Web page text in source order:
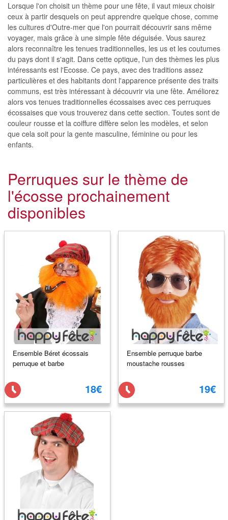
Lorsque l'on choisit un thème pour une fête, il vaut mieux choisir
ceux à partir desquels on peut apprendre quelque chose, comme
les cultures d'Outre-mer que l'on pourrait découvrir sans même
voyager, mais grâce à une simple fête déguisée. Vous saurez
alors reconnaître les tenues traditionnelles, les us et les coutumes
du pays dont il s'agit. Dans cette optique, l'un des thèmes les plus
intéressants est l'Ecosse. Ce pays, avec des traditions assez
particulières et des habitants dont l'apparence présente des traits
communs, est très intéressant à découvrir via une fête. Améliorez
alors vos tenues traditionnelles écossaises avec ces perruques
écossaises que vous trouverez dans cette section. Toutes sont de
couleur rousse et la coiffure diffère selon les modèles, et selon
que cela soit pour la gente masculine, féminine ou pour les
enfants.
Perruques sur le thème de
l'écosse prochainement
disponibles
Ensemble Béret écossais
perruque et barbe
18€
Ensemble perruque barbe
moustache rousses
19€